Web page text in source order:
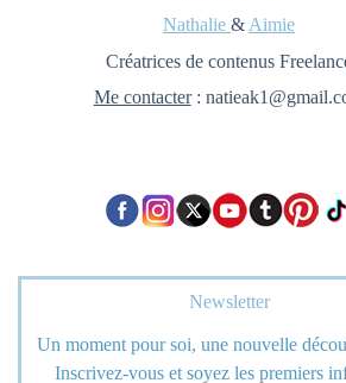
Nathalie& Aimie
Créatrices de contenus
Me contacter:
Newsletter
Un moment pour soi, une nouvelle
Inscrivez-vous et soyez les premiers